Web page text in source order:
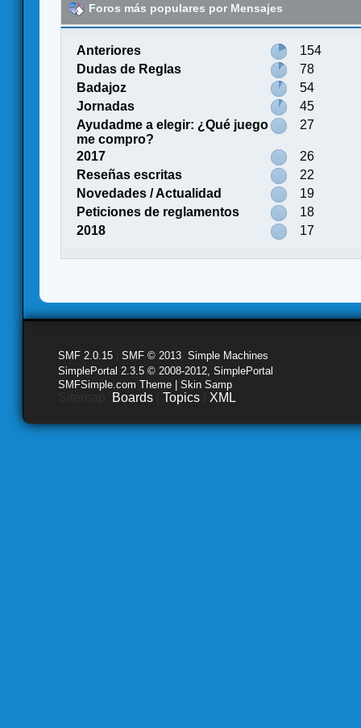
Foros más populares por Mensajes
Anteriores
154
Dudas de Reglas
78
Badajoz
54
Jornadas
45
Ayudadme a elegir: ¿Qué juego
me compro?
27
2017
26
Reseñas escritas
22
Novedades / Actualidad
19
Peticiones de reglamentos
18
2018
17
SMF 2.0.15 SMF © 2013 Simple Machines
SimplePortal 2.3.5 © 2008-2012, SimplePortal
SMFSimple.com Theme | Skin Samp
Boards Topics XML